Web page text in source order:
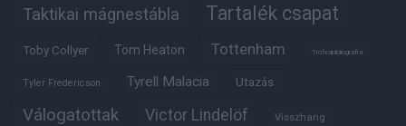
Taktikai mágnestábla Tartalék csapat
Toby Collyer Tom Heaton Tottenham Trófeabibliográfia
Tyler Fredericson Tyrell Malacia Utazás
Válogatottak Victor Lindelöf Visszhang